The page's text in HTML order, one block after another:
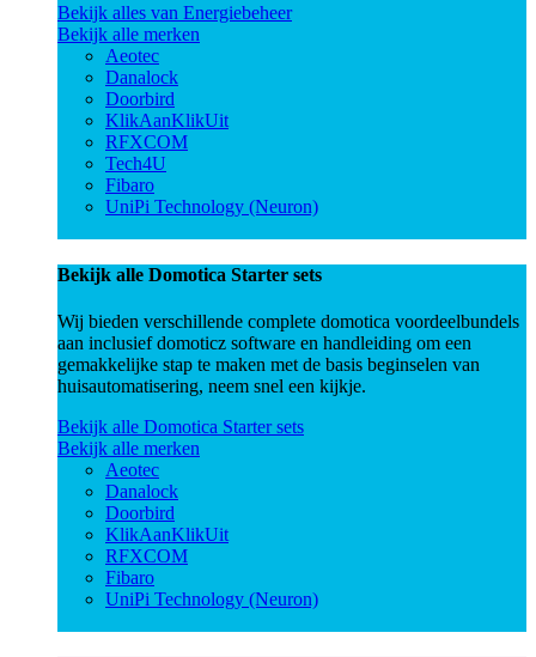
Bekijk alles van Energiebeheer
Bekijk alle merken
Aeotec
Danalock
Doorbird
KlikAanKlikUit
RFXCOM
Tech4U
Fibaro
UniPi Technology (Neuron)
Bekijk alle Domotica Starter sets
Wij bieden verschillende complete domotica voordeelbundels
aan inclusief domoticz software en handleiding om een
gemakkelijke stap te maken met de basis beginselen van
huisautomatisering, neem snel een kijkje.
Bekijk alle Domotica Starter sets
Bekijk alle merken
Aeotec
Danalock
Doorbird
KlikAanKlikUit
RFXCOM
Fibaro
UniPi Technology (Neuron)